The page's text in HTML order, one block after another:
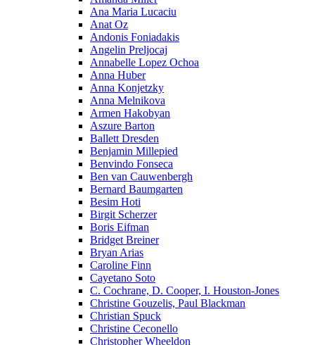
Ana Maria Lucaciu
Anat Oz
Andonis Foniadakis
Angelin Preljocaj
Annabelle Lopez Ochoa
Anna Huber
Anna Konjetzky
Anna Melnikova
Armen Hakobyan
Aszure Barton
Ballett Dresden
Benjamin Millepied
Benvindo Fonseca
Ben van Cauwenbergh
Bernard Baumgarten
Besim Hoti
Birgit Scherzer
Boris Eifman
Bridget Breiner
Bryan Arias
Caroline Finn
Cayetano Soto
C. Cochrane, D. Cooper, I. Houston-Jones
Christine Gouzelis, Paul Blackman
Christian Spuck
Christine Ceconello
Christopher Wheeldon